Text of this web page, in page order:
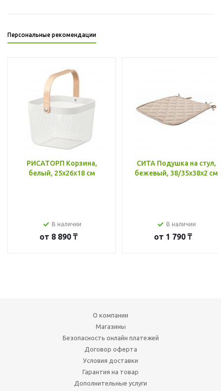
Персональные рекомендации
РИСАТОРП Корзина,
белый, 25x26x18 см
В наличии
от 8 890 ₸
СИТА Подушка на стул,
бежевый, 38/35x38x2 см
В наличии
от 1 790 ₸
О компании
Магазины
Безопасность онлайн платежей
Договор оферта
Условия доставки
Гарантия на товар
Дополнительные услуги